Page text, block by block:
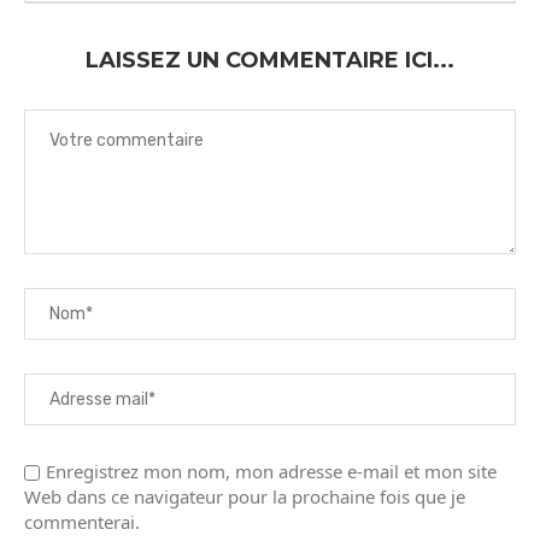
LAISSEZ UN COMMENTAIRE ICI...
Enregistrez mon nom, mon adresse e-mail et mon site
Web dans ce navigateur pour la prochaine fois que je
commenterai.